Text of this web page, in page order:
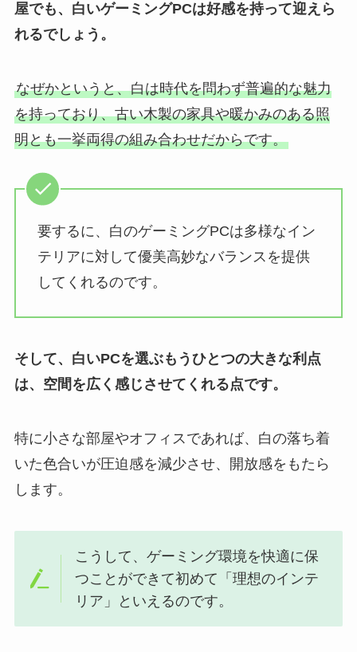
屋でも、白いゲーミングPCは好感を持って迎えら
れるでしょう。
なぜかというと、白は時代を問わず普遍的な魅力
を持っており、古い木製の家具や暖かみのある照
明とも一挙両得の組み合わせだからです。
要するに、白のゲーミングPCは多様なイン
テリアに対して優美高妙なバランスを提供
してくれるのです。
そして、白いPCを選ぶもうひとつの大きな利点
は、空間を広く感じさせてくれる点です。
特に小さな部屋やオフィスであれば、白の落ち着
いた色合いが圧迫感を減少させ、開放感をもたら
します。
こうして、ゲーミング環境を快適に保
つことができて初めて「理想のインテ
リア」といえるのです。